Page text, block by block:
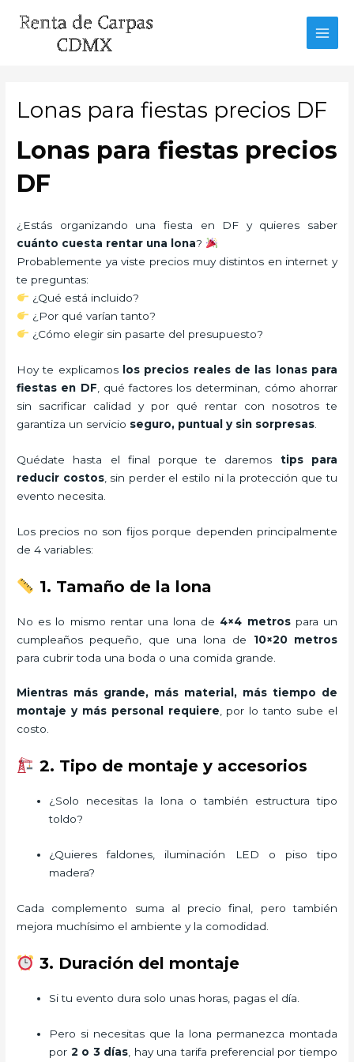
Lonas para fiestas precios DF
Lonas para fiestas precios
DF
¿Estás organizando una fiesta en DF y quieres saber
cuánto cuesta rentar una lona?
Probablemente ya viste precios muy distintos en internet y
te preguntas:
¿Qué está incluido?
¿Por qué varían tanto?
¿Cómo elegir sin pasarte del presupuesto?
Hoy te explicamos
los precios reales de las lonas para
fiestas en DF , qué factores los determinan, cómo ahorrar
sin sacrificar calidad y por qué rentar con nosotros te
garantiza un servicio seguro, puntual y sin sorpresas
Quédate hasta el final porque te daremos tips para
reducir costos, sin perder el estilo ni la protección que tu
evento necesita.
Los precios no son fijos porque dependen principalmente
de 4 variables:
1. Tamaño de la lona
No es lo mismo rentar una lona de 4×4 metrospara un
cumpleaños pequeño, que una lona de 10×20 metros
para cubrir toda una boda o una comida grande.
Mientras más grande, más material, más tiempo de
montaje y más personal requiere, por lo tanto sube el
costo.
2. Tipo de montaje y accesorios
¿Solo necesitas la lona o también estructura tipo
toldo?
¿Quieres faldones, iluminación LED o piso tipo
madera?
Cada complemento suma al precio final, pero también
mejora muchísimo el ambiente y la comodidad.
3. Duración del montaje
Si tu evento dura solo unas horas, pagas el día.
Pero si necesitas que la lona permanezca montada
por 2 o 3 días , hay una tarifa preferencial por tiempo